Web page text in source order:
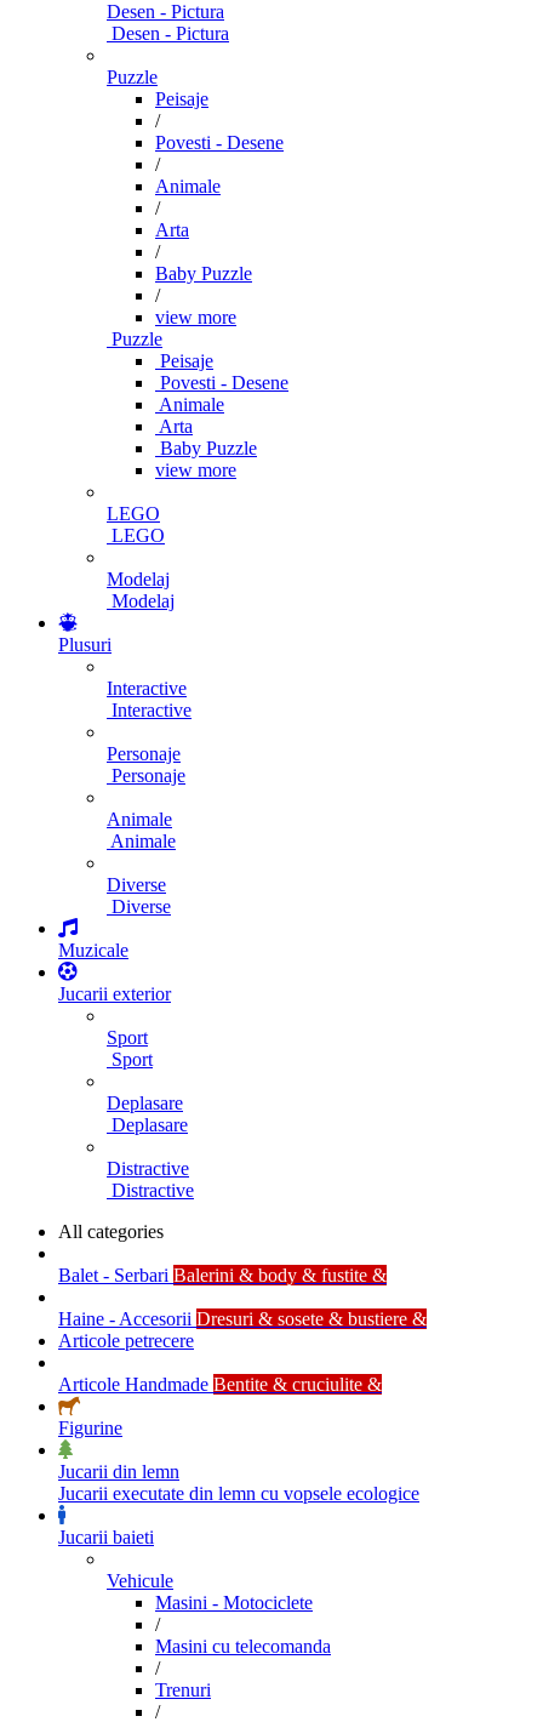
Desen - Pictura
Desen - Pictura
Puzzle
Peisaje
/
Povesti - Desene
/
Animale
/
Arta
/
Baby Puzzle
/
view more
Puzzle
Peisaje
Povesti - Desene
Animale
Arta
Baby Puzzle
view more
LEGO
LEGO
Modelaj
Modelaj
Plusuri
Interactive
Interactive
Personaje
Personaje
Animale
Animale
Diverse
Diverse
Muzicale
Jucarii exterior
Sport
Sport
Deplasare
Deplasare
Distractive
Distractive
All categories
Balet - Serbari Balerini & body & fustite &
Haine - Accesorii Dresuri & sosete & bustiere &
Articole petrecere
Articole Handmade Bentite & cruciulite &
Figurine
Jucarii din lemn
Jucarii executate din lemn cu vopsele ecologice
Jucarii baieti
Vehicule
Masini - Motociclete
/
Masini cu telecomanda
/
Trenuri
/